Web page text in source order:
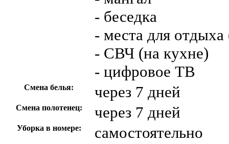
- беседка
- места для отдыха
- СВЧ (на кухне)
- цифровое ТВ
Смена белья: через 7 дней
Смена полотенец: через 7 дней
Уборка в номере: самостоятельно